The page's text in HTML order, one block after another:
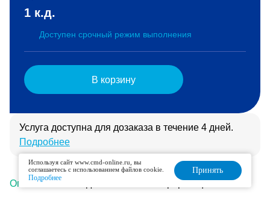
Описание Интерпретация
1 к.д.
Доступен срочный режим выполнения
В корзину
Услуга доступна для дозаказа в течение 4 дней.
Подробнее
Используя сайт www.cmd-online.ru, вы
соглашаетесь с использованием файлов cookie.
Подробнее
Принять